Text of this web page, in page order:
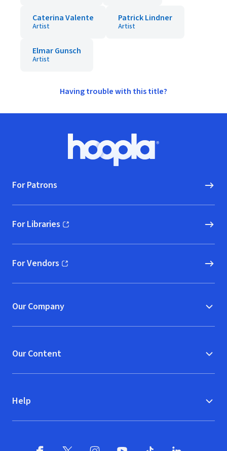
Caterina Valente
Artist
Patrick Lindner
Artist
Elmar Gunsch
Artist
Having trouble with this title?
Hoopla logo, Go to homepage
For Patrons
For Libraries
(opens in new window)
For Vendors
(opens in new window)
Our Company
Our Content
Help